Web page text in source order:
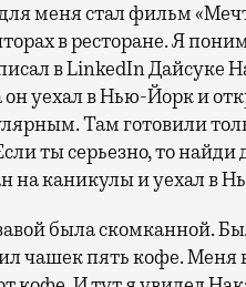
меня стал фильм
в ресторане. Я
в LinkedIn Дайсуке
уехал в Нью-Йорк и
Там готовили
ты серьезно, то
на каникулы и уехал в
была скомканной.
чашек пять кофе. Меня